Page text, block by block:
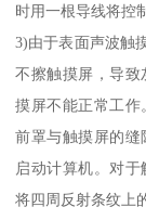
时用一根导线将控
3)由于表面声波触
不擦触摸屏，导致
摸屏不能正常工作
前罩与触摸屏的
启动计算机。对
将四周反射条纹上